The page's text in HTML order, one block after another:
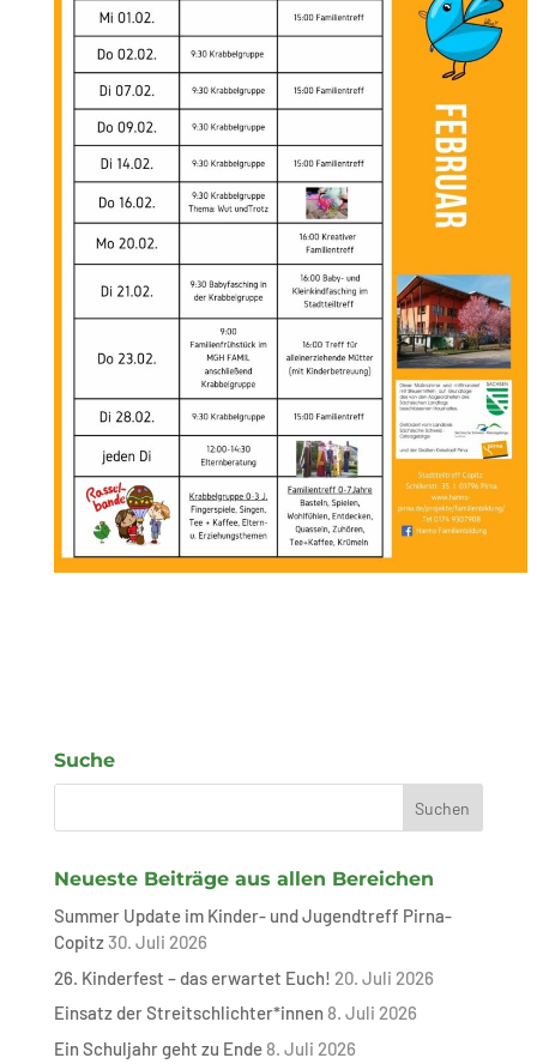
Suche
Neueste Beiträge aus allen Bereichen
Summer Update im Kinder- und Jugendtreff Pirna-
Copitz30. Juli 2026
26. Kinderfest – das erwartet Euch! 20. Juli 2026
Einsatz der Streitschlichter*innen 8. Juli 2026
Ein Schuljahr geht zu Ende 8. Juli 2026